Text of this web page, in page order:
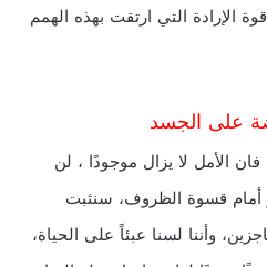
الإرادة التي ارتقت بهذه الهمم
على الجسد
الأمل لا يزال موجودًا ، لن
أمام قسوة الظروف، سنثبت
وأننا لسنا عبئاً على الحياة،